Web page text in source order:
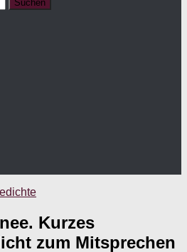
Kurzes
zum Mitsprechen